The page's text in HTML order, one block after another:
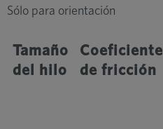
Sólo para orientación
Tamaño
del hilo
Coeficiente
de fricción